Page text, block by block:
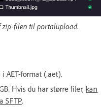
zip-filen til portalupload.
AET-format (.aet).
Hvis du har større filer, kan
SFTP.